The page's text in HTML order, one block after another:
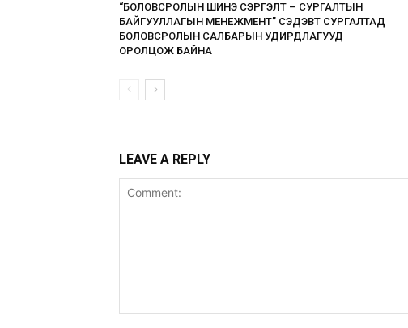
“БОЛОВСРОЛЫН ШИНЭ СЭРГЭЛТ – СУРГАЛТЫН
БАЙГУУЛЛАГЫН МЕНЕЖМЕНТ” СЭДЭВТ СУРГАЛТАД
БОЛОВСРОЛЫН САЛБАРЫН УДИРДЛАГУУД
ОРОЛЦОЖ БАЙНА
LEAVE A REPLY